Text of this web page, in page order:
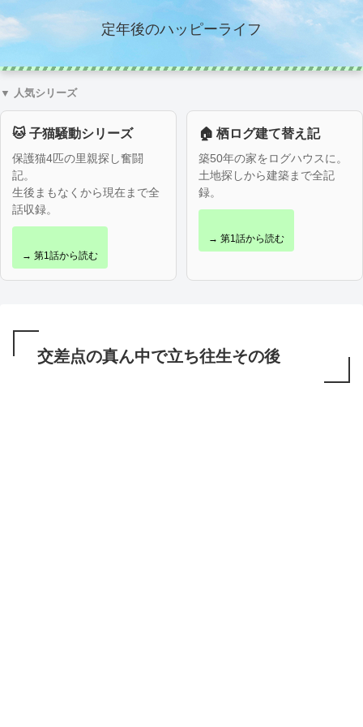
定年後のハッピーライフ
▼ 人気シリーズ
🐱 子猫騒動シリーズ
保護猫4匹の里親探し奮闘
記。
生後まもなくから現在まで全
話収録。
→ 第1話から読む
🏠 栖ログ建て替え記
築50年の家をログハウスに。
土地探しから建築まで全記
録。
→ 第1話から読む
交差点の真ん中で立ち往生その後